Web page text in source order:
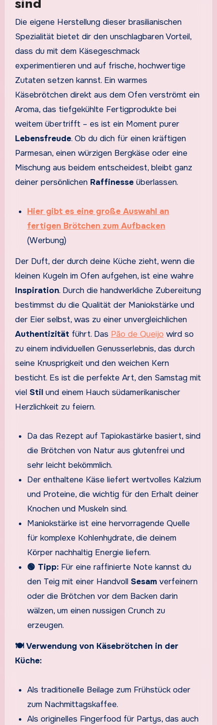
Die eigene Herstellung dieser brasilianischen
Spezialität bietet dir den unschlagbaren Vorteil,
dass du mit dem Käsegeschmack
experimentieren und auf frische, hochwertige
Zutaten setzen kannst. Ein warmes
Käsebrötchen direkt aus dem Ofen verströmt ein
Aroma, das tiefgekühlte Fertigprodukte bei
weitem übertrifft – es ist ein Moment purer
Lebensfreude. Ob du dich für einen kräftigen
Parmesan, einen würzigen Bergkäse oder eine
Mischung aus beidem entscheidest, bleibt ganz
deiner persönlichen Raffinesseüberlassen.
Hier gibt es eine große Auswahl an
fertigen Brötchen zum Aufbacken
(Werbung)
Der Duft, der durch deine Küche zieht, wenn die
kleinen Kugeln im Ofen aufgehen, ist eine wahre
Inspiration. Durch die handwerkliche Zubereitung
bestimmst du die Qualität der Maniokstärke und
der Eier selbst, was zu einer unvergleichlichen
Authentizität führt. Das Pão de Queijo wird so
zu einem individuellen Genusserlebnis, das durch
seine Knusprigkeit und den weichen Kern
besticht. Es ist die perfekte Art, den Samstag mit
viel Stilund einem Hauch südamerikanischer
Herzlichkeit zu feiern.
Da das Rezept auf Tapiokastärke basiert, sind
die Brötchen von Natur aus glutenfrei und
sehr leicht bekömmlich.
Der enthaltene Käse liefert wertvolles Kalzium
und Proteine, die wichtig für den Erhalt deiner
Knochen und Muskeln sind.
Maniokstärke ist eine hervorragende Quelle
für komplexe Kohlenhydrate, die deinem
Körper nachhaltig Energie liefern.
🟢 Tipp: Für eine raffinierte Note kannst du
den Teig mit einer HandvollSesam verfeinern
oder die Brötchen vor dem Backen darin
wälzen, um einen nussigen Crunch zu
erzeugen.
🍽️ Verwendung von Käsebrötchen in der
Küche:
Als traditionelle Beilage zum Frühstück oder
zum Nachmittagskaffee.
Als originelles Fingerfood für Partys, das auch